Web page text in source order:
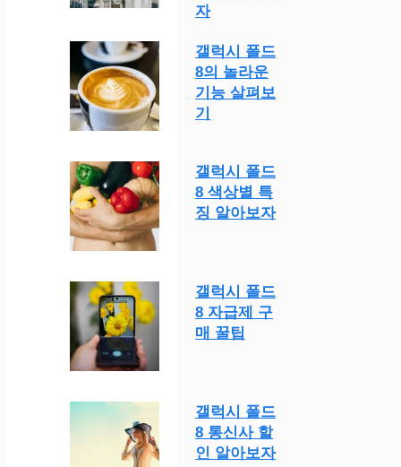
자
갤럭시 폴드
8의 놀라운
기능 살펴보
기
갤럭시 폴드
8 색상별 특
징 알아보자
갤럭시 폴드
8 자급제 구
매 꿀팁
갤럭시 폴드
8 통신사 할
인 알아보자